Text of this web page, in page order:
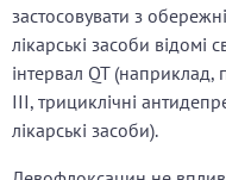
застосовувати з
лікарські засоби відомі
інтервал QT (наприклад,
ІІІ, трициклічні
лікарські засоби).